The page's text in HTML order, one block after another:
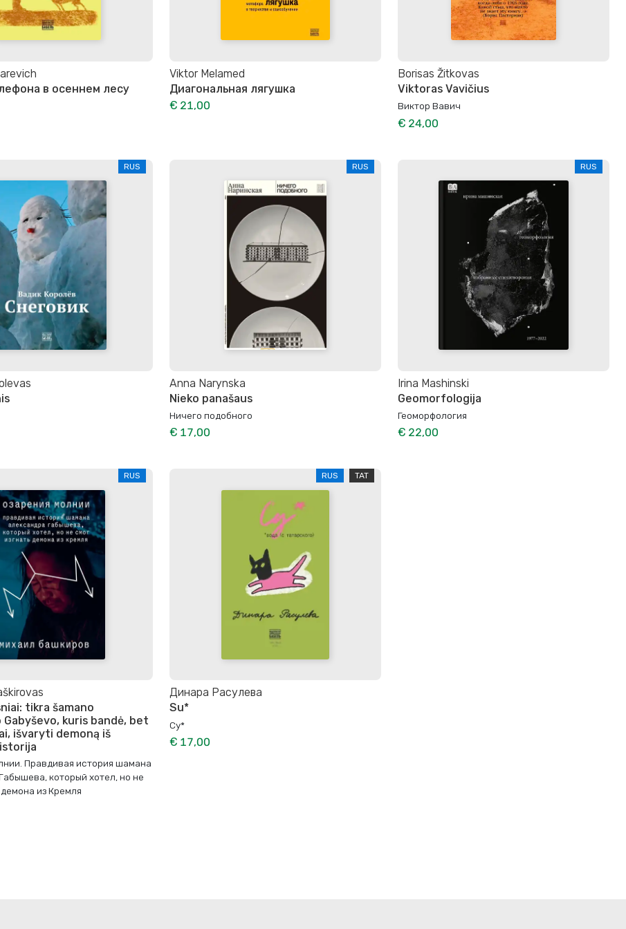
в осеннем лесу
Viktor Melamed
Диагональная лягушка
€ 21,00
Borisas Žitkovas
Viktoras Vavičius
Виктор Вавич
€ 24,00
RUS RUS
Anna Narynska
Nieko panašaus
Ничего подобного
€ 17,00
RUS
Irina Mashinski
Geomorfologija
Геоморфология
€ 22,00
RUS
tikra šamano
Gabyševo, kuris bandė, bet
išvaryti demoną iš
Правдивая история шамана
который хотел, но не
демона из Кремля
RUS TAT
Динара Расулева
Su*
Су*
€ 17,00